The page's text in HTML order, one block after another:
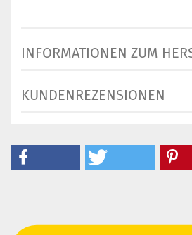
INFORMATIONEN ZUM
KUNDENREZENSIONEN